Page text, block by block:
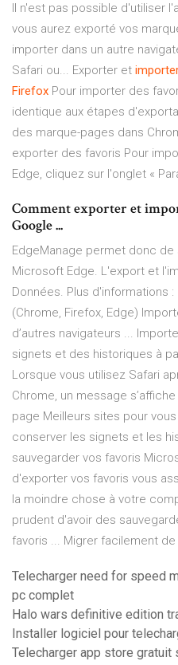
Il n'est pas possible d'utiliser
vous aurez exporté vos
importer dans un autre
Safari ou... Exporter et
Firefox Pour importer des
identique aux étapes
des marque-pages dans
exporter des favoris Pour
Edge, cliquez sur l'onglet «
Comment exporter et
Google ...
EdgeManage permet donc
Microsoft Edge. L'export et
Données. Plus d'informations
(Chrome, Firefox, Edge)
d’autres navigateurs ...
signets et des historiques à
Lorsque vous utilisez Safari
Chrome, un message
page Meilleurs sites pour
conserver les signets et les
sauvegarder vos favoris
d'exporter vos favoris vous
la moindre chose à votre
prudent d'avoir des
favoris ... Migrer facilement
Telecharger need for speed
pc complet
Halo wars definitive edition
Installer logiciel pour
Telecharger app store gratuit